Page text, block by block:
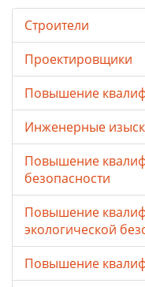
Строители
Проектировщики
Повышение
Инженерные
Повышение
безопасности
Повышение
экологической
Повышение